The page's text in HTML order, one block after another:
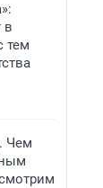
в
тем
Чем